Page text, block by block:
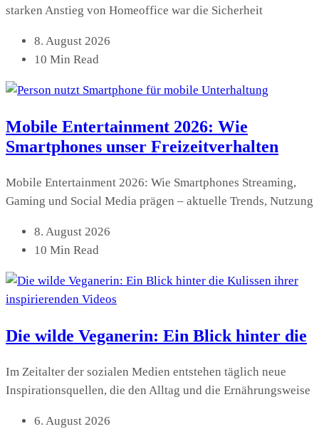
starken Anstieg von Homeoffice war die Sicherheit
8. August 2026
10 Min Read
Mobile Entertainment 2026: Wie
Smartphones unser Freizeitverhalten
Mobile Entertainment 2026: Wie Smartphones Streaming,
Gaming und Social Media prägen – aktuelle Trends, Nutzung
8. August 2026
10 Min Read
Die wilde Veganerin: Ein Blick hinter die
Im Zeitalter der sozialen Medien entstehen täglich neue
Inspirationsquellen, die den Alltag und die Ernährungsweise
6. August 2026